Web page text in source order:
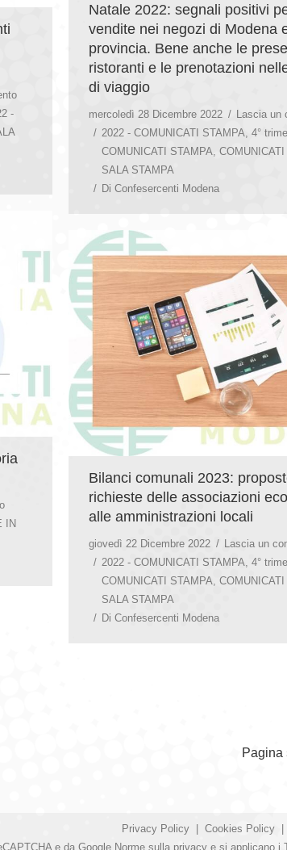
Natale 2022: segnali positivi
vendite nei negozi di Modena
provincia. Bene anche le
ristoranti e le prenotazioni
di viaggio
mercoledì 28 Dicembre 2022
Lascia
2022 - COMUNICATI STAMPA 4°
COMUNICATI STAMPA
SALA STAMPA
Di Confesercenti Modena
-
IN
Bilanci comunali 2023:
richieste delle associazioni
alle amministrazioni locali
giovedì 22 Dicembre 2022
Lascia un
2022 - COMUNICATI STAMPA 4°
COMUNICATI STAMPA
SALA STAMPA
Di Confesercenti Modena
Pagina
Privacy Policy | Cookies Policy |
e da Google Norme sulla privacy e si applicano i